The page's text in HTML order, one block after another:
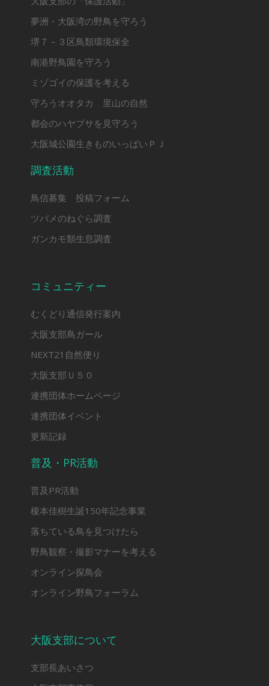
夢洲・大阪湾の野鳥を守ろう
堺７－３区鳥類環境保全
南港野鳥園を守ろう
ミゾゴイの保護を考える
守ろうオオタカ 里山の自然
都会のハヤブサを見守ろう
大阪城公園生きものいっぱいＰＪ
調査活動
鳥信募集 投稿フォーム
ツバメのねぐら調査
ガンカモ類生息調査
コミュニティー
むくどり通信発行案内
大阪支部鳥ガール
NEXT21自然便り
大阪支部Ｕ５０
連携団体ホームページ
連携団体イベント
更新記録
普及・PR活動
普及PR活動
榎本佳樹生誕150年記念事業
落ちている鳥を見つけたら
野鳥観察・撮影マナーを考える
オンライン探鳥会
オンライン野鳥フォーラム
大阪支部について
支部長あいさつ